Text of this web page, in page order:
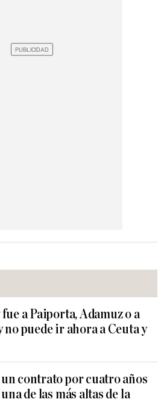
a Paiporta, Adamuz o a
puede ir ahora a Ceuta y
contrato por cuatro años
de las más altas de la